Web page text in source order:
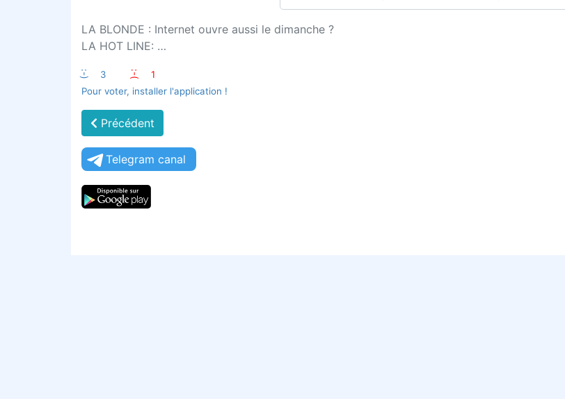
LA BLONDE : Internet ouvre aussi le dimanche ?
LA HOT LINE: …
:-) 3 :-(
1
Pour voter, installer l'application !
Précédent
Telegram canal